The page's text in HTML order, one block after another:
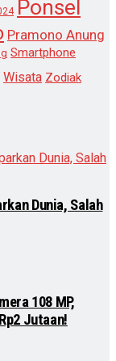
Ponsel
Pramono Anung
Smartphone
Wisata Zodiak
Dunia, Salah
108 MP,
Jutaan!